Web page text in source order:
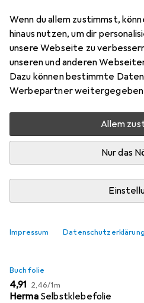
Wenn du allem zustimmst,
hinaus nutzen, um dir
unsere Webseite zu
unseren und anderen
Dazu können bestimmte
Werbepartner weitergegeben
Allem
Nur das
Impressum Datenschutzerklärung
Zubehör für
Hier findest du passendes
Schreibtisch Accessoire.
Buchfolie
EUR
4,91 EUR
2,46/1m
Herma Selbstklebefolie